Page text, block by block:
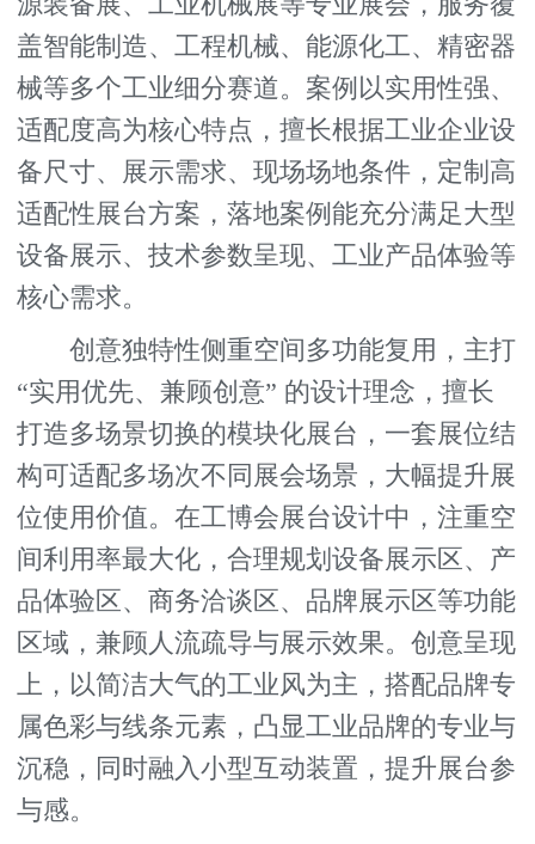
盖智能制造、工程机械、能源化工、精密器
械等多个工业细分赛道。案例以实用性强、
适配度高为核心特点，擅长根据工业企业设
备尺寸、展示需求、现场场地条件，定制高
适配性展台方案，落地案例能充分满足大型
设备展示、技术参数呈现、工业产品体验等
核心需求。
创意独特性侧重空间多功能复用，主打
“实用优先、兼顾创意” 的设计理念，擅长
打造多场景切换的模块化展台，一套展位结
构可适配多场次不同展会场景，大幅提升展
位使用价值。在工博会展台设计中，注重空
间利用率最大化，合理规划设备展示区、产
品体验区、商务洽谈区、品牌展示区等功能
区域，兼顾人流疏导与展示效果。创意呈现
上，以简洁大气的工业风为主，搭配品牌专
属色彩与线条元素，凸显工业品牌的专业与
沉稳，同时融入小型互动装置，提升展台参
与感。